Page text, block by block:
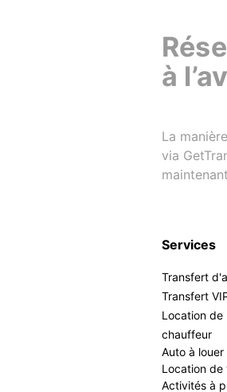
à
La
via
Services
Transfert
Transfert
Location de
chauffeur
Auto à louer
Location de
Activités à